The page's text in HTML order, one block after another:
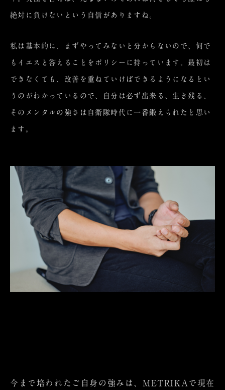
絶対に負けないという自信がありますね。
私は基本的に、まずやってみないと分からないので、何で
もイエスと答えることをポリシーに持っています。最初は
できなくても、改善を重ねていけばできるようになるとい
うのがわかっているので、自分は必ず出来る、生き残る、
そのメンタルの強さは自衛隊時代に一番鍛えられたと思い
ます。
今まで培われたご自身の強みは、METRIKAで現在